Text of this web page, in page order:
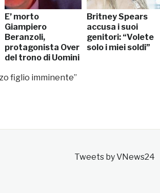
E’ morto
Giampiero
Beranzoli,
protagonista Over
del trono di Uomini
Britney Spears
accusa i suoi
genitori: “Volete
solo i miei soldi”
figlio imminente”
Tweets by VNews24